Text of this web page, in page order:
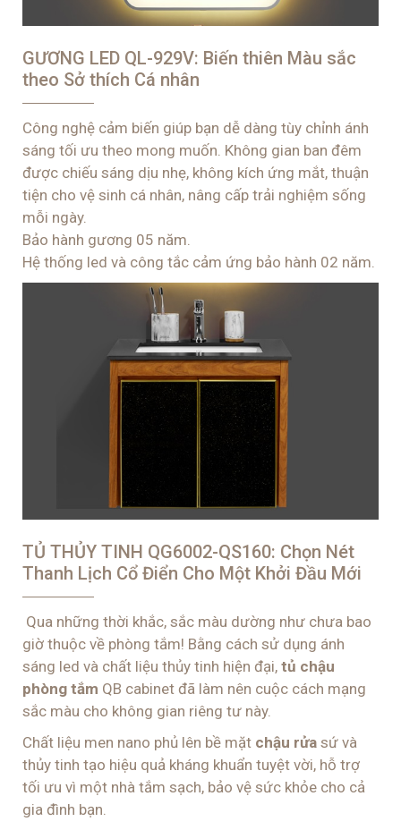
GƯƠNG LED QL-929V: Biến thiên Màu sắc
theo Sở thích Cá nhân
Công nghệ cảm biến giúp bạn dễ dàng tùy chỉnh ánh
sáng tối ưu theo mong muốn. Không gian ban đêm
được chiếu sáng dịu nhẹ, không kích ứng mắt, thuận
tiện cho vệ sinh cá nhân, nâng cấp trải nghiệm sống
mỗi ngày.
Bảo hành gương 05 năm.
Hệ thống led và công tắc cảm ứng bảo hành 02 năm.
TỦ THỦY TINH QG6002-QS160: Chọn Nét
Thanh Lịch Cổ Điển Cho Một Khởi Đầu Mới
Qua những thời khắc, sắc màu dường như chưa bao
giờ thuộc về phòng tắm! Bằng cách sử dụng ánh
sáng led và chất liệu thủy tinh hiện đại, tủ chậu
phòng tắm QB cabinet đã làm nên cuộc cách mạng
sắc màu cho không gian riêng tư này.
Chất liệu men nano phủ lên bề mặt chậu rửa sứ và
thủy tinh tạo hiệu quả kháng khuẩn tuyệt vời, hỗ trợ
tối ưu vì một nhà tắm sạch, bảo vệ sức khỏe cho cả
gia đình bạn.